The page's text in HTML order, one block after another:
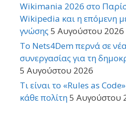
Wikimania 2026 στο
Wikipedia και η επόμενη
γνώσης 5 Αυγούστου 2026
Το Nets4Dem περνά σε
συνεργασίας για τη
5 Αυγούστου 2026
Τι είναι το «Rules as
κάθε πολίτη5 Αυγούστου